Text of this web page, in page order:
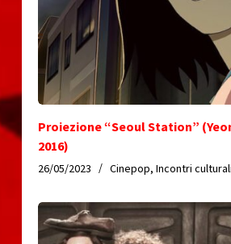
Proiezione “Seoul Station”
2016)
26/05/2023 Cinepop, Incontri culturali